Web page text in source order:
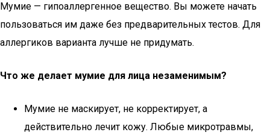
Мумие — гипоаллергенное вещество. Вы можете начать
пользоваться им даже без предварительных тестов. Для
аллергиков варианта лучше не придумать.
Что же делает мумие для лица незаменимым?
Мумие не маскирует, не корректирует, а
действительно лечит кожу. Любые микротравмы,